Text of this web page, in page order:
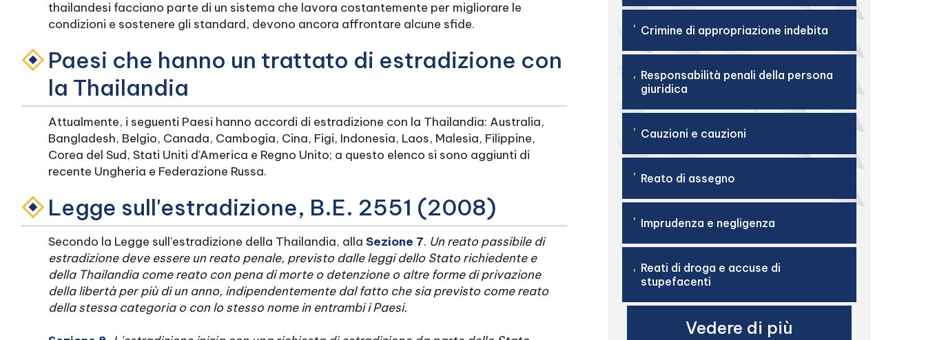
thailandesi facciano parte di un sistema che lavora costantemente per migliorare le
condizioni e sostenere gli standard, devono ancora affrontare alcune sfide.
Paesi che hanno un trattato di estradizione con
la Thailandia
Attualmente, i seguenti Paesi hanno accordi di estradizione con la Thailandia: Australia,
Bangladesh, Belgio, Canada, Cambogia, Cina, Figi, Indonesia, Laos, Malesia, Filippine,
Corea del Sud, Stati Uniti d'America e Regno Unito; a questo elenco si sono aggiunti di
recente Ungheria e Federazione Russa.
Legge sull'estradizione, B.E. 2551 (2008)
Secondo la Legge sull'estradizione della Thailandia, alla Sezione 7. Un reato passibile di
estradizione deve essere un reato penale, previsto dalle leggi dello Stato richiedente e
della Thailandia come reato con pena di morte o detenzione o altre forme di privazione
della libertà per più di un anno, indipendentemente dal fatto che sia previsto come reato
della stessa categoria o con lo stesso nome in entrambi i Paesi.
' Crimine di appropriazione indebita
' Responsabilità penali della persona
giuridica
' Cauzioni e cauzioni
' Reato di assegno
' Imprudenza e negligenza
' Reati di droga e accuse di
stupefacenti
Vedere di più